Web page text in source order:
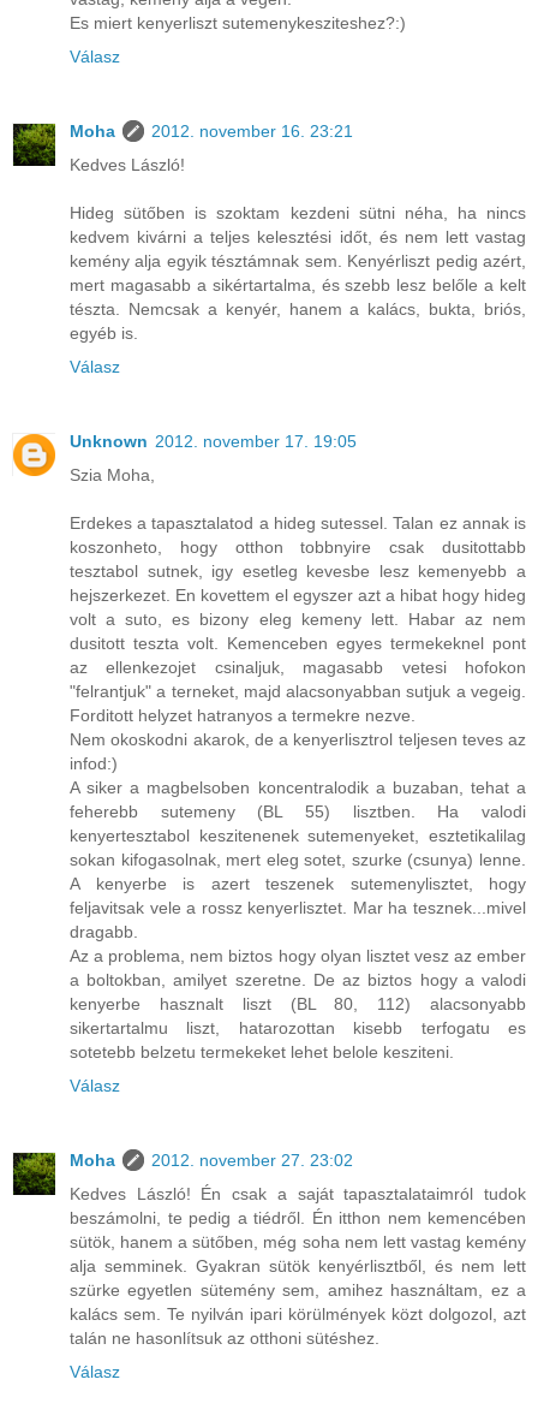
Es miert kenyerliszt sutemenykesziteshez?:)
Válasz
Moha
2012. november 16. 23:21
Kedves László!
Hideg sütőben is szoktam kezdeni sütni néha, ha nincs
kedvem kivárni a teljes kelesztési időt, és nem lett vastag
kemény alja egyik tésztámnak sem. Kenyérliszt pedig azért,
mert magasabb a sikértartalma, és szebb lesz belőle a kelt
tészta. Nemcsak a kenyér, hanem a kalács, bukta, briós,
egyéb is.
Válasz
Unknown 2012. november 17. 19:05
Szia Moha,
Erdekes a tapasztalatod a hideg sutessel. Talan ez annak is
koszonheto, hogy otthon tobbnyire csak dusitottabb
tesztabol sutnek, igy esetleg kevesbe lesz kemenyebb a
hejszerkezet. En kovettem el egyszer azt a hibat hogy hideg
volt a suto, es bizony eleg kemeny lett. Habar az nem
dusitott teszta volt. Kemenceben egyes termekeknel pont
az ellenkezojet csinaljuk, magasabb vetesi hofokon
"felrantjuk" a terneket, majd alacsonyabban sutjuk a vegeig.
Forditott helyzet hatranyos a termekre nezve.
Nem okoskodni akarok, de a kenyerlisztrol teljesen teves az
infod:)
A siker a magbelsoben koncentralodik a buzaban, tehat a
feherebb sutemeny (BL 55) lisztben. Ha valodi
kenyertesztabol keszitenenek sutemenyeket, esztetikalilag
sokan kifogasolnak, mert eleg sotet, szurke (csunya) lenne.
A kenyerbe is azert teszenek sutemenylisztet, hogy
feljavitsak vele a rossz kenyerlisztet. Mar ha tesznek...mivel
dragabb.
Az a problema, nem biztos hogy olyan lisztet vesz az ember
a boltokban, amilyet szeretne. De az biztos hogy a valodi
kenyerbe hasznalt liszt (BL 80, 112) alacsonyabb
sikertartalmu liszt, hatarozottan kisebb terfogatu es
sotetebb belzetu termekeket lehet belole kesziteni.
Válasz
Moha
2012. november 27. 23:02
Kedves László! Én csak a saját tapasztalataimról tudok
beszámolni, te pedig a tiédről. Én itthon nem kemencében
sütök, hanem a sütőben, még soha nem lett vastag kemény
alja semminek. Gyakran sütök kenyérlisztből, és nem lett
szürke egyetlen sütemény sem, amihez használtam, ez a
kalács sem. Te nyilván ipari körülmények közt dolgozol, azt
talán ne hasonlítsuk az otthoni sütéshez.
Válasz